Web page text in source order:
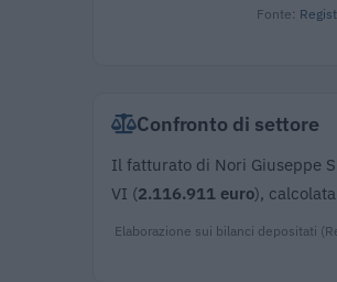
Fonte:
Confronto di settore
Il fatturato di Nori Giuseppe
VI (2.116.911 euro),
Elaborazione sui bilanci depositati